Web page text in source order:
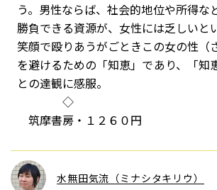
う。男性ならば、社会的地位や所得な
勝負できる資源が、女性には乏しいと
笑顔で殴りあうがごときこの女の性（
を避けるための「知恵」であり、「知
との達観に感服。
◇
筑摩書房・１２６０円
水無田気流（ミナシタキリウ）